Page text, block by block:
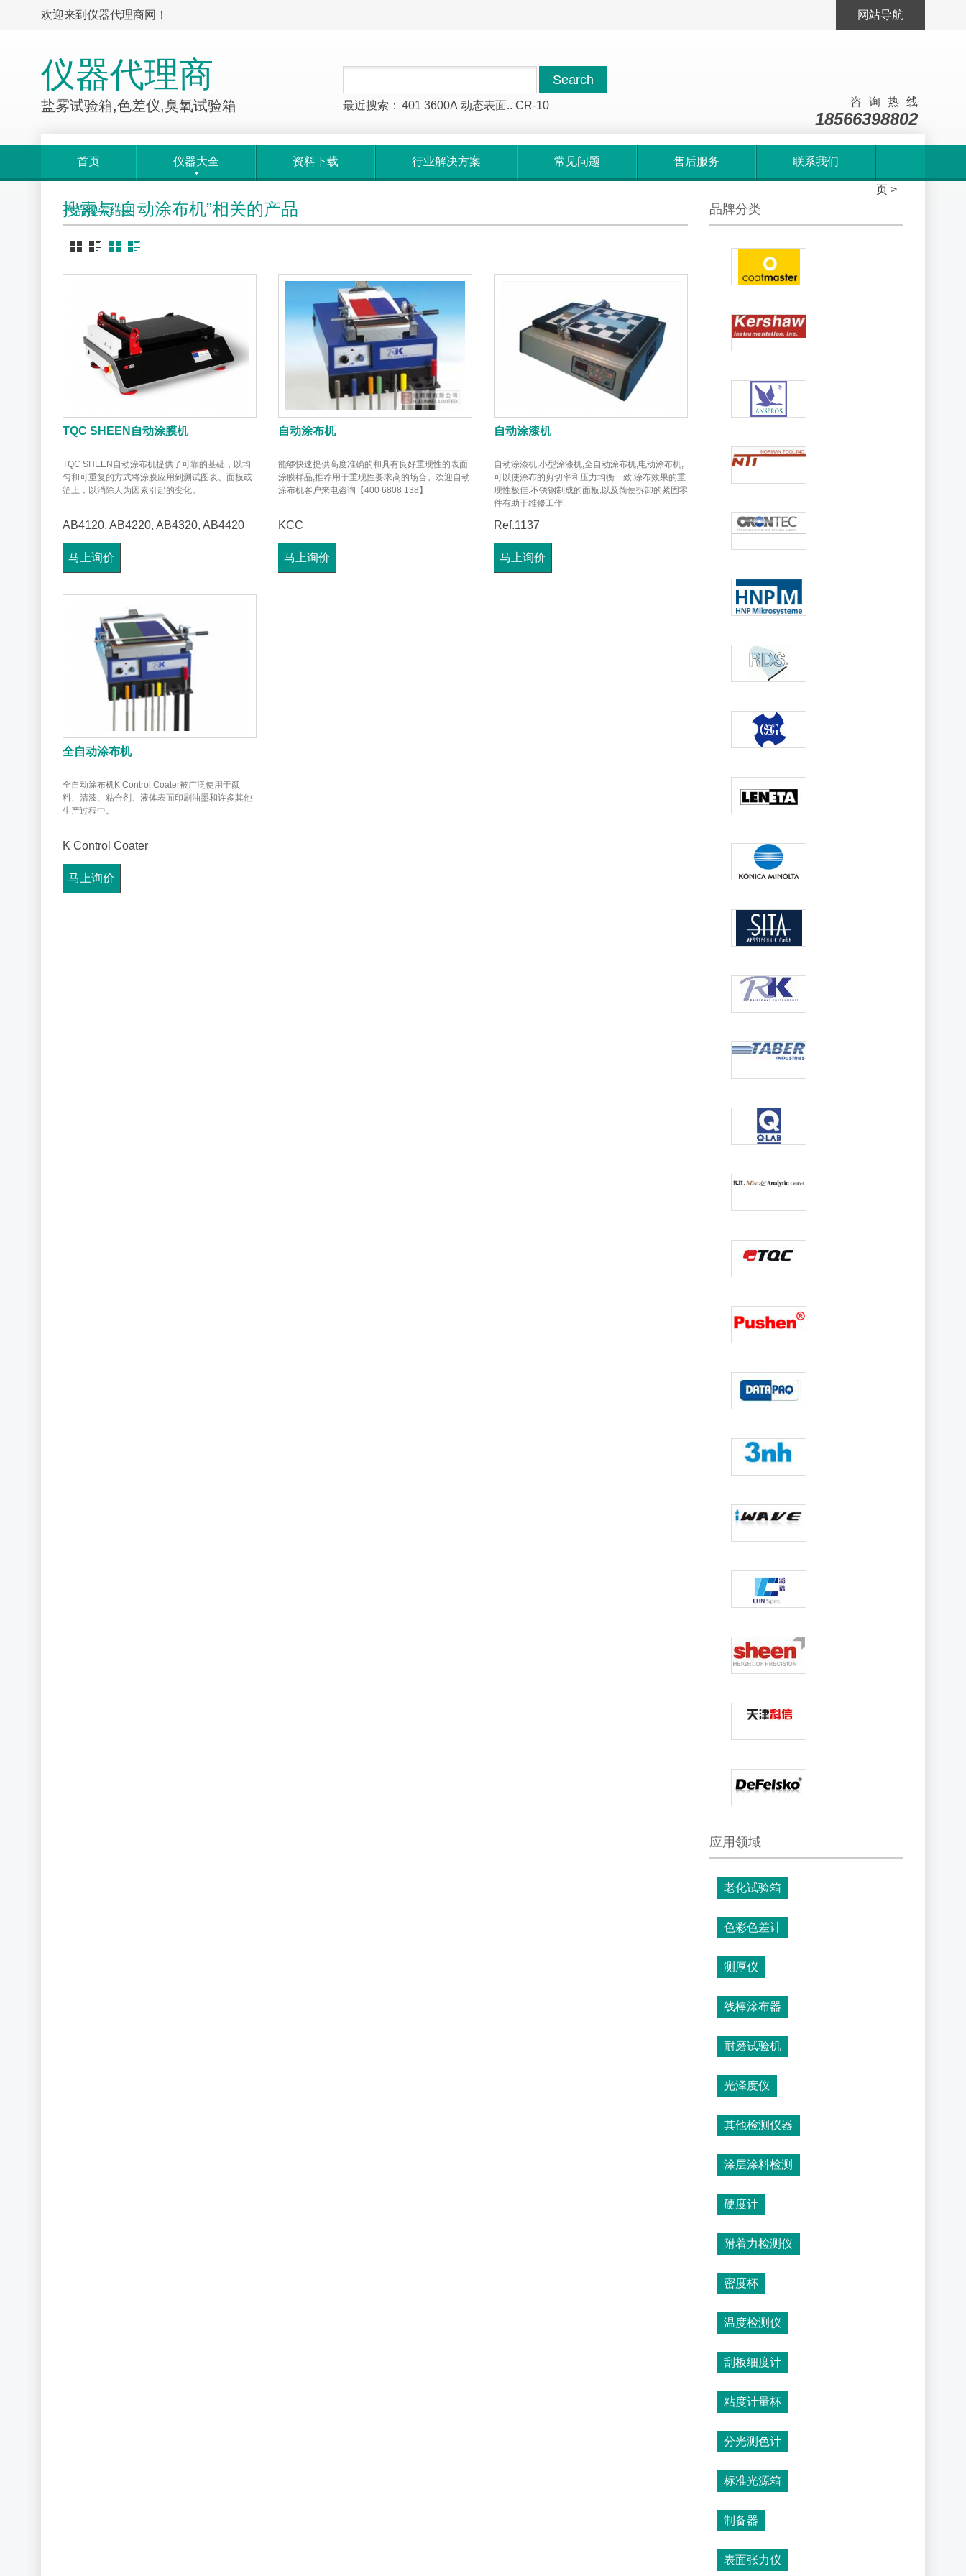
网站导航
欢迎来到仪器代理商网！
仪器代理商
盐雾试验箱,色差仪,臭氧试验箱 最近搜索： 401 3600A 动态表面.. CR-10 咨询热线
18566398802
首页 仪器大全 资料下载 行业解决方案 常见问题 售后服务 联系我们
页 >
产品搜索结果
搜索与“自动涂布机”相关的产品
TQC SHEEN自动涂膜机
TQC SHEEN自动涂布机提供了可靠的基础，以均
匀和可重复的方式将涂膜应用到测试图表、面板或
箔上，以消除人为因素引起的变化。
AB4120, AB4220, AB4320, AB4420
马上询价
自动涂布机
能够快速提供高度准确的和具有良好重现性的表面
涂膜样品,推荐用于重现性要求高的场合。欢迎自动
涂布机客户来电咨询【400 6808 138】
KCC
马上询价
自动涂漆机
自动涂漆机,小型涂漆机,全自动涂布机,电动涂布机,
可以使涂布的剪切率和压力均衡一致,涂布效果的重
现性极佳.不锈钢制成的面板,以及简便拆卸的紧固零
件有助于维修工作.
Ref.1137
马上询价
全自动涂布机
全自动涂布机K Control Coater被广泛使用于颜
料、清漆、粘合剂、液体表面印刷油墨和许多其他
生产过程中。
K Control Coater
马上询价
品牌分类
应用领域
老化试验箱
色彩色差计
测厚仪
线棒涂布器
耐磨试验机
光泽度仪
其他检测仪器
涂层涂料检测
硬度计
附着力检测仪
密度杯
温度检测仪
刮板细度计
粘度计量杯
分光测色计
标准光源箱
制备器
表面张力仪